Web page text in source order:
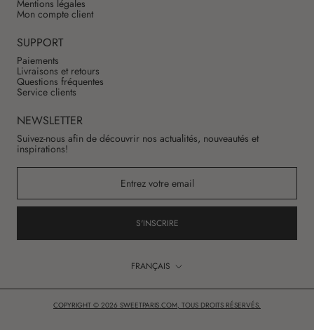
Mentions légales
Mon compte client
SUPPORT
Paiements
Livraisons et retours
Questions fréquentes
Service clients
NEWSLETTER
Suivez-nous afin de découvrir nos actualités, nouveautés et
inspirations!
S'INSCRIRE
Langue
FRANÇAIS
COPYRIGHT © 2026 SWEETPARIS.COM, TOUS DROITS RÉSERVÉS.